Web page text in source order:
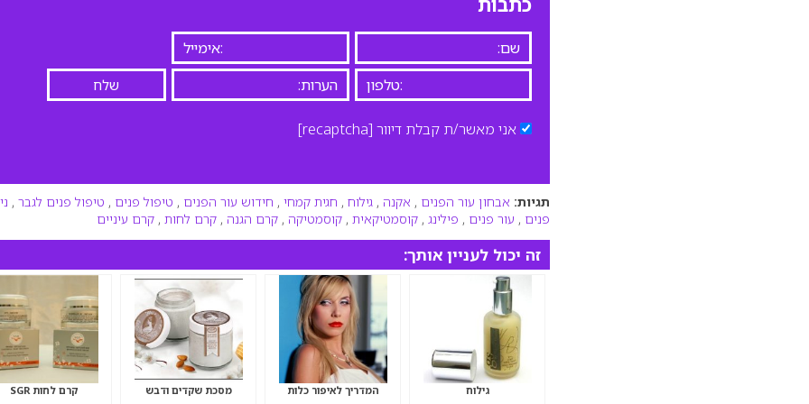
אני מאשר/ת קבלת דיוור [recaptcha]
תגיות: אבחון עור הפנים , אקנה , גילוח , חגית קמחי , חידוש עור הפנים , טיפול פנים , טיפול פנים לגבר ,
פנים , עור פנים , פילינג , קוסמטיקאית , קוסמטיקה , קרם הגנה , קרם לחות , קרם עיניים
זה יכול לעניין אותך:
גילוח המדריך לאיפור כלות מסכת שקדים ודבש קרם לחות SGR